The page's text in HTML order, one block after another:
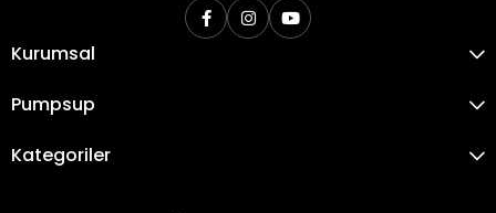
Kurumsal
Pumpsup
Kategoriler